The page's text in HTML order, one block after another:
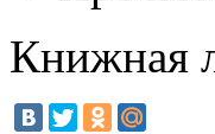
Книжная